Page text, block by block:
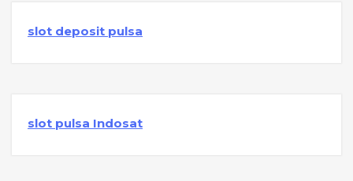
slot deposit pulsa
slot pulsa Indosat